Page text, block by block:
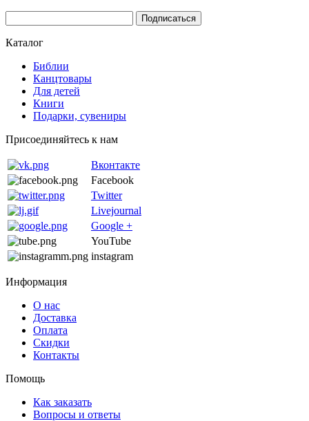
Каталог
Библии
Канцтовары
Для детей
Книги
Подарки, сувениры
Присоединяйтесь к нам
Вконтакте
Facebook
Twitter
Livejournal
Google +
YouTube
instagram
Информация
О нас
Доставка
Оплата
Скидки
Контакты
Помощь
Как заказать
Вопросы и ответы